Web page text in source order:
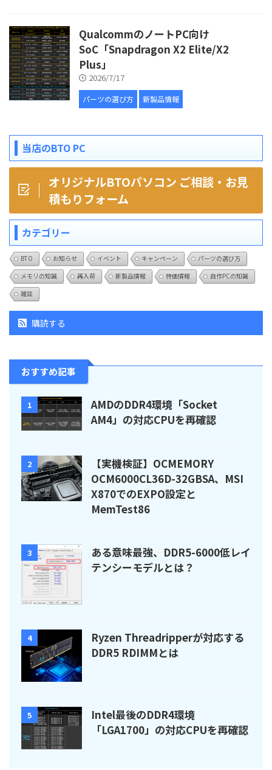
QualcommのノートPC向け
SoC「Snapdragon X2 Elite/X2
Plus」
2026/7/17
パーツの選び方 新製品情報
当店のBTO PC
オリジナルBTOパソコン ご相談・お見
積もりフォーム
カテゴリー
BTO お知らせ イベント キャンペーン
パーツの選び方
メモリの知識
再入荷 新製品情報 特価情報
自作PCの知識
雑談
購読する
おすすめ記事
1
AMDのDDR4環境「Socket
AM4」の対応CPUを再確認
2
【実機検証】OCMEMORY
OCM6000CL36D-32GBSA、MSI
X870でのEXPO設定と
MemTest86
3
ある意味最強、DDR5-6000低レイ
テンシーモデルとは？
4
Ryzen Threadripperが対応する
DDR5 RDIMMとは
5
Intel最後のDDR4環境
「LGA1700」の対応CPUを再確認